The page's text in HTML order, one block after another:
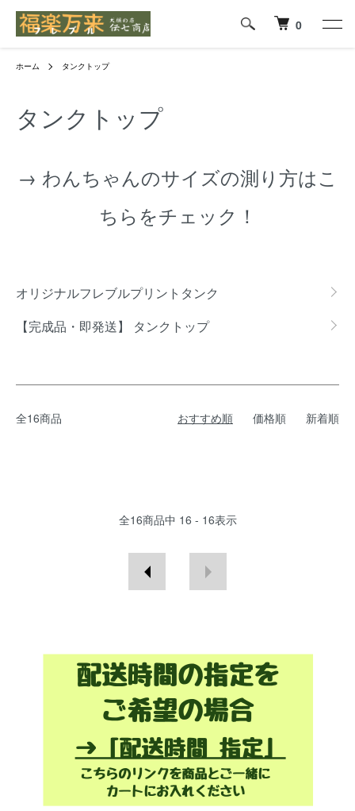
0
ホーム タンクトップ
タンクトップ
→ わんちゃんのサイズの測り方はこ
ちらをチェック！
カテゴリー一覧
オリジナルフレブルプリントタンク
【完成品・即発送】 タンクトップ
全16商品 おすすめ順 価格順 新着順
全16商品中 16 - 16表示